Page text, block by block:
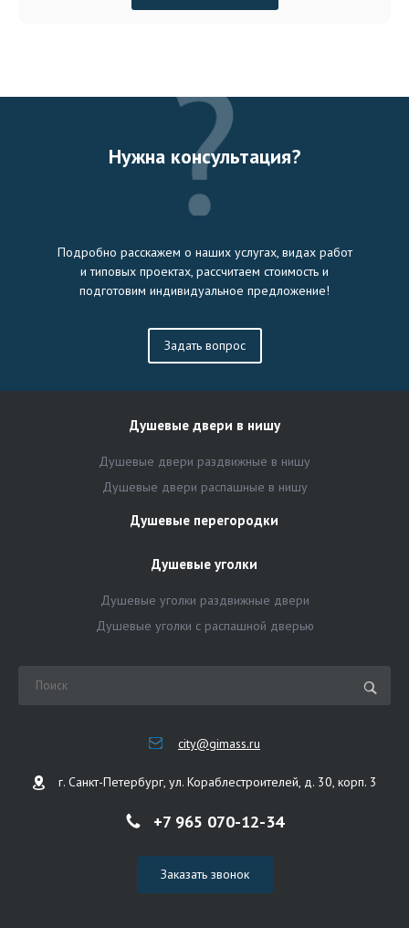
Нужна консультация?
Подробно расскажем о наших услугах, видах работ
и типовых проектах, рассчитаем стоимость и
подготовим индивидуальное предложение!
Задать вопрос
Душевые двери в нишу
Душевые двери раздвижные в нишу
Душевые двери распашные в нишу
Душевые перегородки
Душевые уголки
Душевые уголки раздвижные двери
Душевые уголки с распашной дверью
city@gimass.ru
г. Санкт-Петербург, ул. Кораблестроителей, д. 30, корп. 3
+7 965 070-12-34
Заказать звонок